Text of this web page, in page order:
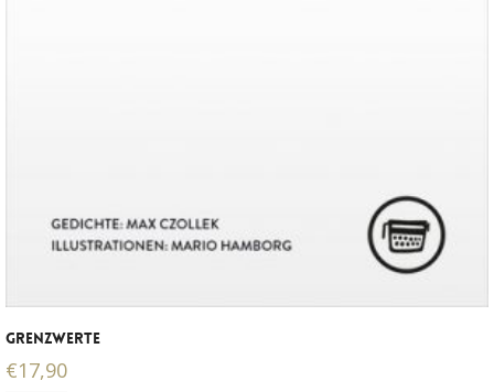
GRENZWERTE
€17,90